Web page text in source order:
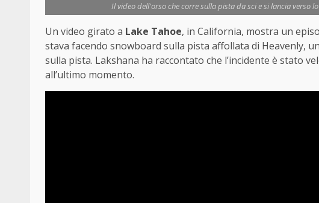
Il video dell'orso che corre sulla pista da sci e si lancia verso
Un video girato a Lake Tahoe, in California, mostra un
stava facendo snowboard sulla pista affollata di Heavenly, un
sulla pista. Lakshana ha raccontato che l’incidente è stato
all’ultimo momento.